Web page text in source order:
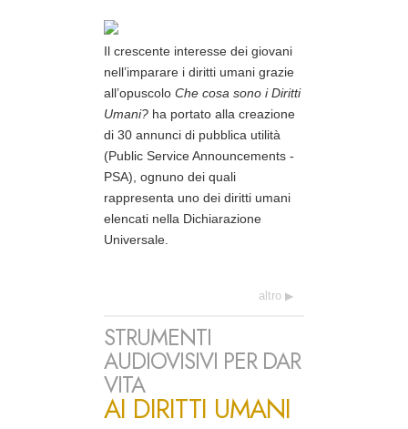
Il crescente interesse dei giovani
nell’imparare i diritti umani grazie
all’opuscolo Che cosa sono i Diritti
Umani? ha portato alla creazione
di 30 annunci di pubblica utilità
(Public Service Announcements -
PSA), ognuno dei quali
rappresenta uno dei diritti umani
elencati nella Dichiarazione
Universale.
altro
STRUMENTI
AUDIOVISIVI PER DAR
VITA
AI DIRITTI UMANI